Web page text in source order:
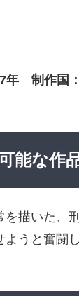
年 制作国
能な作
描いた、
うと奮闘